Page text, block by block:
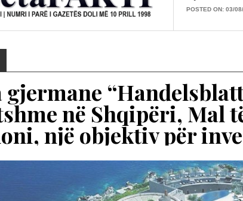
“BOTA
OPINIONE
GURËT E
POSTED ON: 25/
OPINIONE
PROJEKTI
POSTED ON: 20/
OPINIONE
gjermane
në Shqipëri, Mal
një objektiv për